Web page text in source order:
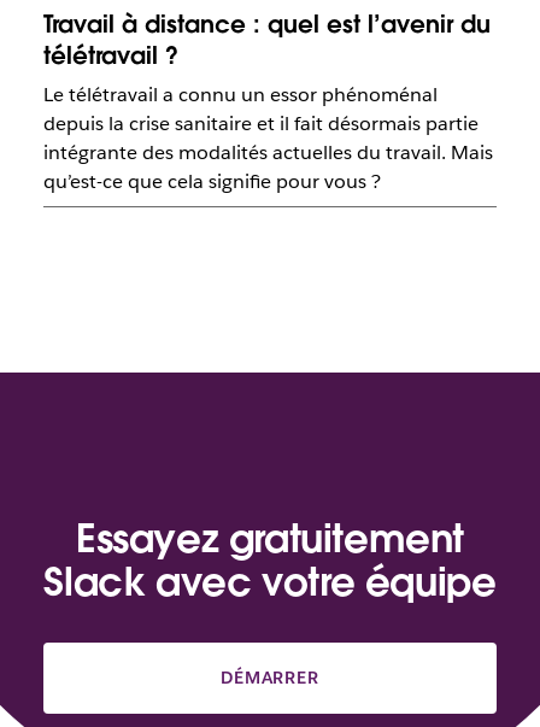
Travail à distance : quel est l’avenir du
télétravail ?
Le télétravail a connu un essor phénoménal
depuis la crise sanitaire et il fait désormais partie
intégrante des modalités actuelles du travail. Mais
qu’est-ce que cela signifie pour vous ?
Essayez gratuitement
Slack avec votre équipe
DÉMARRER